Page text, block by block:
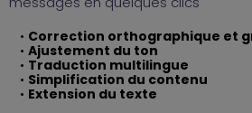
Correction orthographique et
Ajustement du ton
Traduction multilingue
Simplification du contenu
Extension du texte